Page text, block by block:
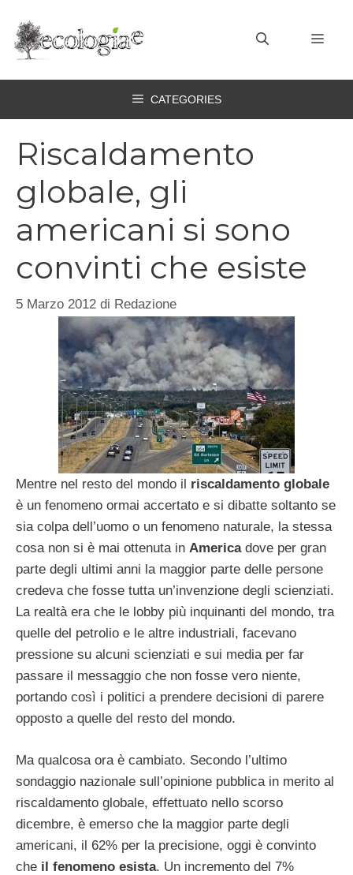
contenuto
CATEGORIES
Riscaldamento
globale, gli
americani si sono
convinti che esiste
5 Marzo 2012 di Redazione
Mentre nel resto del mondo il riscaldamento globale
è un fenomeno ormai accertato e si dibatte soltanto se
sia colpa dell’uomo o un fenomeno naturale, la stessa
cosa non si è mai ottenuta in Americadove per gran
parte degli ultimi anni la maggior parte delle persone
credeva che fosse tutta un’invenzione degli scienziati.
La realtà era che le lobby più inquinanti del mondo, tra
quelle del petrolio e le altre industriali, facevano
pressione su alcuni scienziati e sui media per far
passare il messaggio che non fosse vero niente,
portando così i politici a prendere decisioni di parere
opposto a quelle del resto del mondo.
Ma qualcosa ora è cambiato. Secondo l’ultimo
sondaggio nazionale sull’opinione pubblica in merito al
riscaldamento globale, effettuato nello scorso
dicembre, è emerso che la maggior parte degli
americani, il 62% per la precisione, oggi è convinto
che il fenomeno esista. Un incremento del 7%